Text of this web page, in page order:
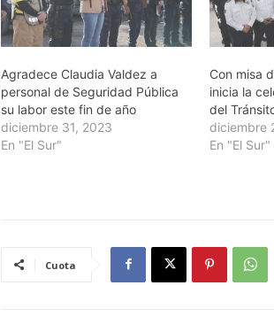
Agradece Claudia Valdez a
personal de Seguridad Pública
su labor este fin de año
diciembre 31, 2023
En "El Sur"
Con misa
inicia la
del
diciembre
En "El Sur"
Cuota